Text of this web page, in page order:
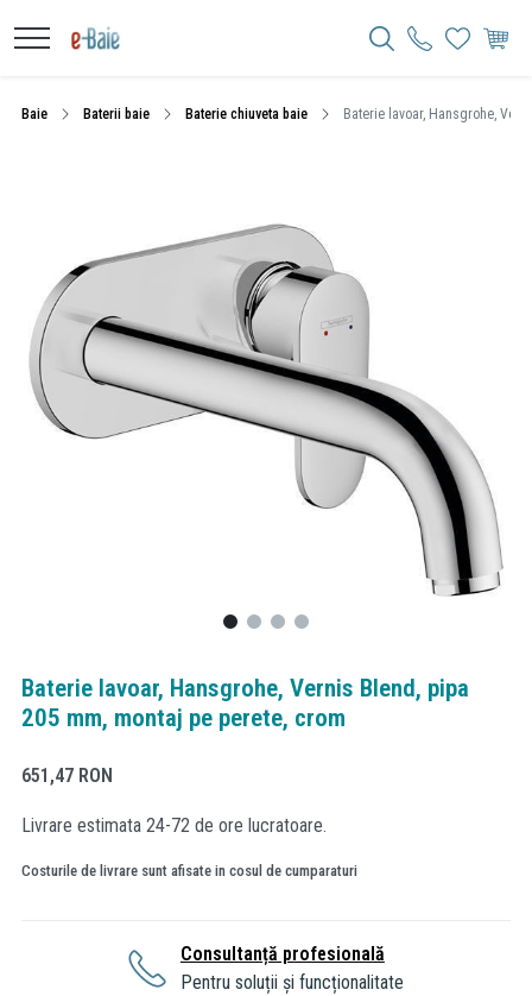
Baie Baterii baie Baterie chiuveta baie Baterie lavoar, Hansgrohe,
Baterie lavoar, Hansgrohe, Vernis Blend, pipa
205 mm, montaj pe perete, crom
651,47 RON
Livrare estimata 24-72 de ore lucratoare.
Costurile de livrare sunt afisate in cosul de cumparaturi
Consultanță profesională
Pentru soluții și funcționalitate